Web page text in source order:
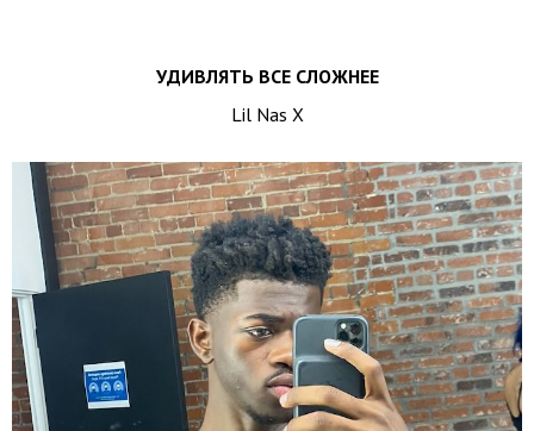
УДИВЛЯТЬ ВСЕ СЛОЖНЕЕ
Lil Nas X